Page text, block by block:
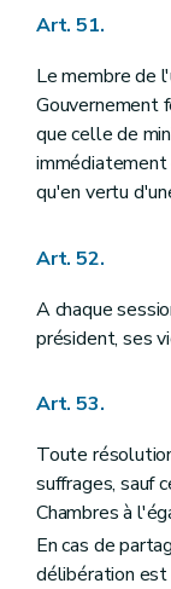
Art. 51.
Le membre de
Gouvernement
que celle de
qu'en vertu
Art. 52.
A chaque
président, ses
Art. 53.
Toute
suffrages, sauf
Chambres à
En cas de
délibération